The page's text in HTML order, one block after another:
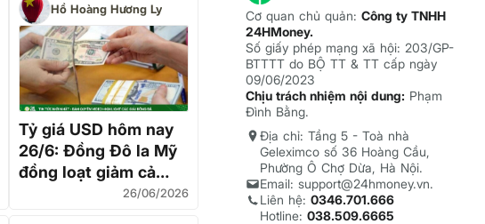
Hồ Hoàng Hương Ly
Tỷ giá USD hôm nay
26/6: Đồng Đô la Mỹ
đồng loạt giảm cả
khối ngân hàng và
26/06/2026
Cơ quan chủ quản: Công ty TNHH
24HMoney.
Số giấy phép mạng xã hội: 203/GP-
BTTTT do BỘ TT & TT cấp ngày
09/06/2023
Chịu trách nhiệm nội dung: Phạm
Đình Bằng.
Địa chỉ: Tầng 5 - Toà nhà
Geleximco số 36 Hoàng Cầu,
Phường Ô Chợ Dừa, Hà Nội.
Email: support@24hmoney.vn.
Liên hệ: 0346.701.666
Hotline: 038.509.6665